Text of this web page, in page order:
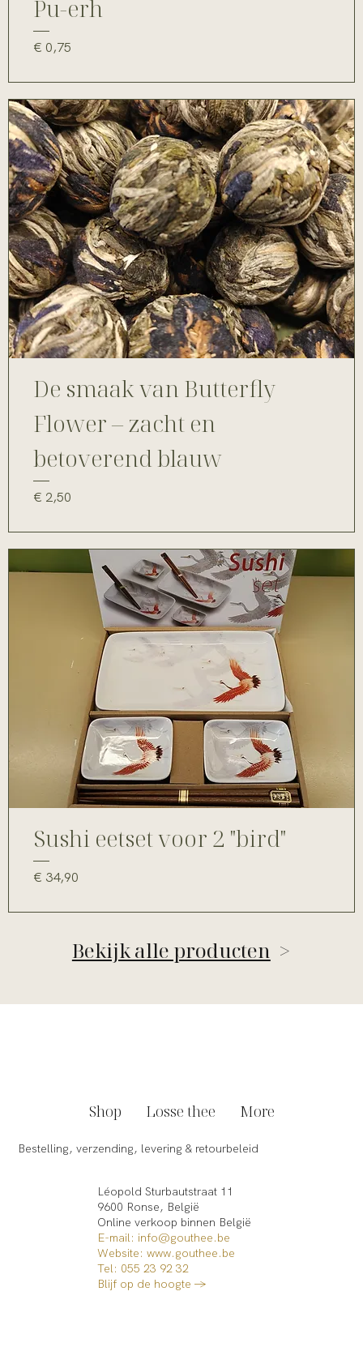
Pu-erh
Prijs
€ 0,75
De smaak van Butterfly
Flower – zacht en
betoverend blauw
Prijs
€ 2,50
Sushi eetset voor 2 "bird"
Prijs
€ 34,90
Bekijk alle producten >
Shop Losse thee More
Bestelling, verzending, levering & retourbeleid
Léopold Sturbautstraat 11
9600 Ronse, België
Online verkoop binnen België​
E-mail: info@gouthee.be
Website: www.gouthee.be
Tel: 055 23 92 32
Blijf op de hoogte →